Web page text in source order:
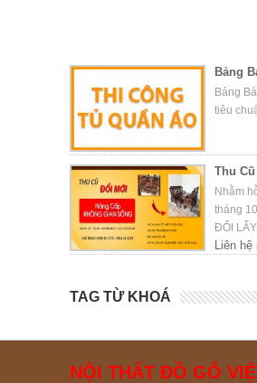
Bảng
Bảng
tiêu
Thu
Nhằm
tháng
ĐỔI
Liên hệ
TAG TỪ KHOÁ
NỘI THẤT ĐỒ GỖ